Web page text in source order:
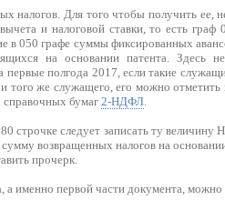
налогов. Для того чтобы получить ее,
и налоговой ставки, то есть граф
в 050 графе суммы фиксированных
на основании патента. Здесь
полгода 2017, если такие
того же служащего, его можно
бумаг 2-НДФЛ.
строчке следует записать ту
возвращенных налогов на
прочерк.
, а именно первой части документа, можно